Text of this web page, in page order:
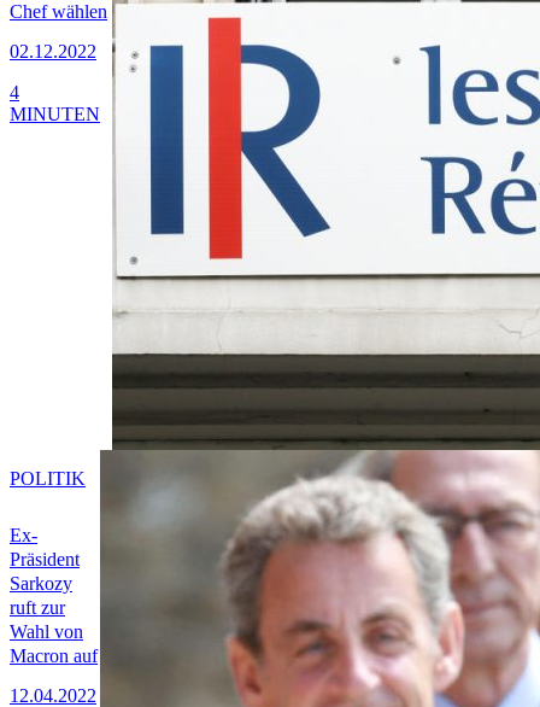
Chef wählen
02.12.2022
4
MINUTEN
Ex-
Präsident
Sarkozy
ruft zur
Wahl von
Macron auf
12.04.2022
POLITIK